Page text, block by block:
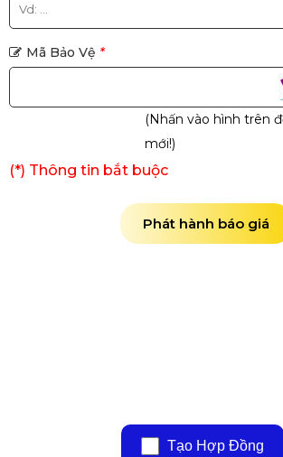
Mã Bảo Vệ *
(Nhấn vào hình trên
mới!)
(*) Thông tin bắt buộc
Phát hành báo giá
Tạo Hợp Đồng